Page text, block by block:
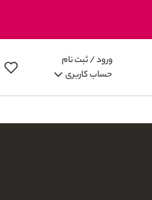
ورود / ثبت نام
حساب کاربری